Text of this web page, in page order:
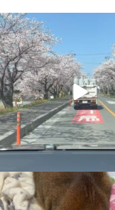
utatane_taxi
utatane_taxi